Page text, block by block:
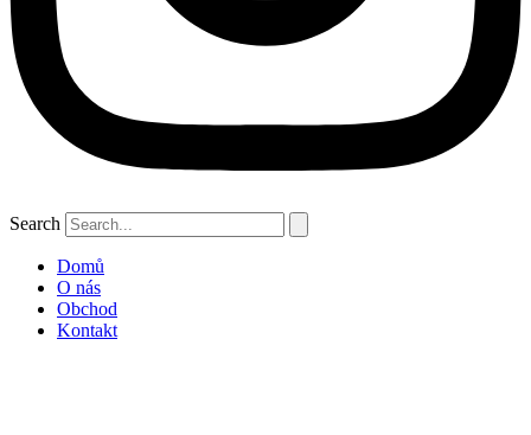
Search
Domů
O nás
Obchod
Kontakt